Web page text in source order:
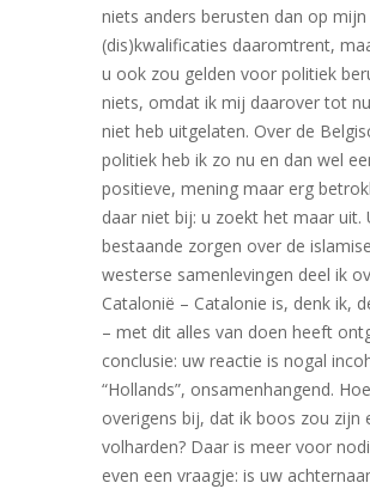
niets anders berusten dan op mijn
(dis)kwalificaties daaromtrent,
u ook zou gelden voor politiek
niets, omdat ik mij daarover tot
niet heb uitgelaten. Over de
politiek heb ik zo nu en dan wel
positieve, mening maar erg
daar niet bij: u zoekt het maar uit.
bestaande zorgen over de
westerse samenlevingen deel ik
Catalonië – Catalonie is, denk ik,
– met dit alles van doen heeft
conclusie: uw reactie is nogal
“Hollands”, onsamenhangend.
overigens bij, dat ik boos zou zijn
volharden? Daar is meer voor
even een vraagje: is uw